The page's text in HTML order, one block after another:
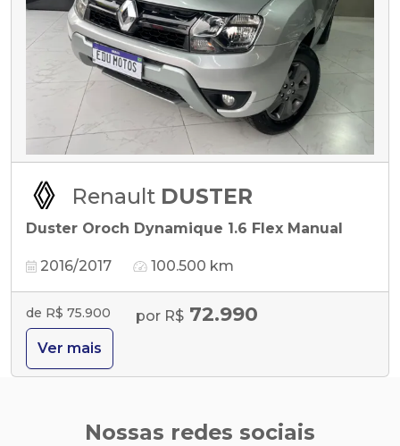
Renault DUSTER
Duster Oroch Dynamique 1.6 Flex Manual
2016/2017 100.500 km
de R$ 75.900 por R$ 72.990
Ver mais
Nossas redes sociais